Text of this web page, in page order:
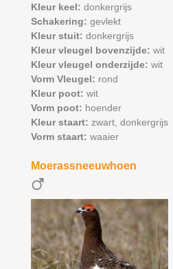
Kleur keel: donkergrijs
Schakering: gevlekt
Kleur stuit: donkergrijs
Kleur vleugel bovenzijde: wit
Kleur vleugel onderzijde: wit
Vorm Vleugel: rond
Kleur poot: wit
Vorm poot: hoender
Kleur staart: zwart, donkergrijs
Vorm staart: waaier
Moerassneeuwhoen